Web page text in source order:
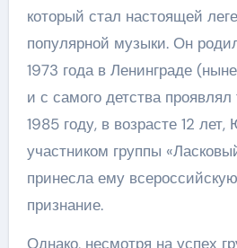
который стал настоящей
популярной музыки. Он
1973 года в Ленинграде
и с самого детства
1985 году, в возрасте 12
участником группы
принесла ему
признание.
Однако, несмотря на успех